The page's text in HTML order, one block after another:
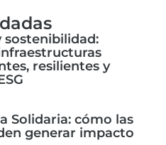
sostenibilidad:
resilientes y
Solidaria: cómo las
generar impacto